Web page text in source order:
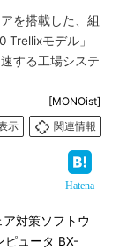
を搭載した、組
モデル」
する工場システ
[MONOist]
示
関連情報
Hatena
対策ソフトウ
ピュータ BX-